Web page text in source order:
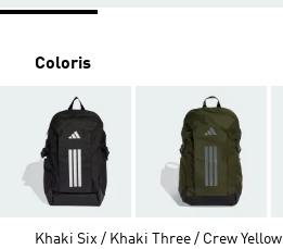
Coloris
Khaki Six / Khaki Three / Crew Yellow